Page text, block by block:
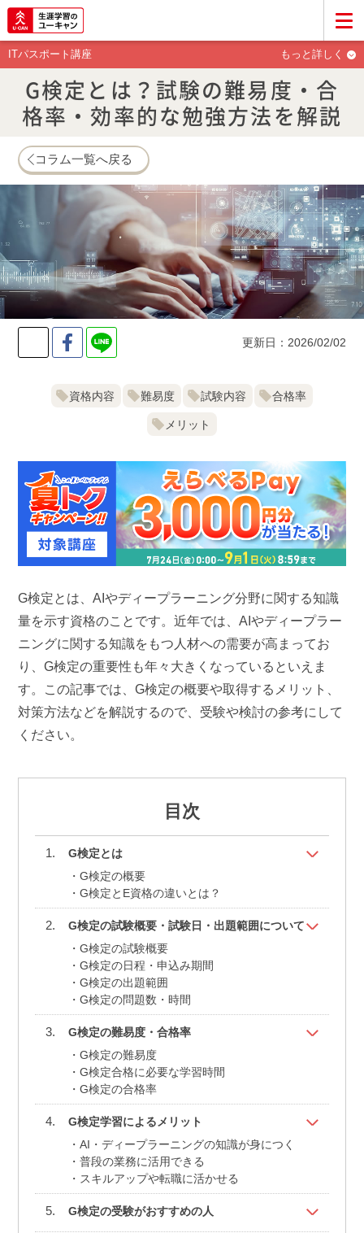
ITパスポート講座 もっと詳しく
G検定とは？試験の難易度・合
格率・効率的な勉強方法を解説
コラム一覧へ戻る
Facebook
LINE 更新日：2026/02/02
資格内容 難易度 試験内容 合格率
メリット
G検定とは、AIやディープラーニング分野に関する知識
量を示す資格のことです。近年では、AIやディープラー
ニングに関する知識をもつ人材への需要が高まってお
り、G検定の重要性も年々大きくなっているといえま
す。この記事では、G検定の概要や取得するメリット、
対策方法などを解説するので、受験や検討の参考にして
ください。
目次
G検定とは
G検定の概要
G検定とE資格の違いとは？
G検定の試験概要・試験日・出題範囲について
G検定の試験概要
G検定の日程・申込み期間
G検定の出題範囲
G検定の問題数・時間
G検定の難易度・合格率
G検定の難易度
G検定合格に必要な学習時間
G検定の合格率
G検定学習によるメリット
AI・ディープラーニングの知識が身につく
普段の業務に活用できる
スキルアップや転職に活かせる
G検定の受験がおすすめの人